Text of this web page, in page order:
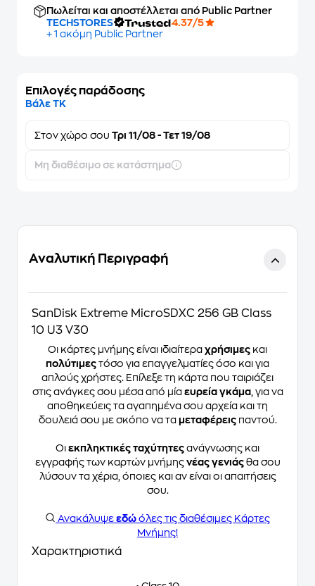
Πωλείται και αποστέλλεται από Public Partner
TECHSTORES
4.37/5
+ 1 ακόμη Public Partner
Επιλογές παράδοσης
Βάλε ΤΚ
Στον χώρο σου Τρι 11/08 - Τετ 19/08
Μη διαθέσιμο σε κατάστημα
Αναλυτική Περιγραφή
SanDisk Extreme MicroSDXC 256 GB Class
10 U3 V30
Οι κάρτες μνήμης είναι ιδιαίτερα χρήσιμες και
πολύτιμες τόσο για επαγγελματίες όσο και για
απλούς χρήστες. Επίλεξε τη κάρτα που ταιριάζει
στις ανάγκες σου μέσα από μία ευρεία γκάμα, για να
αποθηκεύεις τα αγαπημένα σου αρχεία και τη
δουλειά σου με σκόπο να τα μεταφέρειςπαντού.
Οι εκπληκτικές ταχύτητες ανάγνωσης και
εγγραφής των καρτών μνήμης νέας γενιάςθα σου
λύσουν τα χέρια, όποιες και αν είναι οι απαιτήσεις
σου.
Ανακάλυψε εδώ όλες τις διαθέσιμες Κάρτες
Μνήμης!
Χαρακτηριστικά